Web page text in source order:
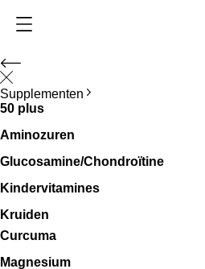
Supplementen
50 plus
Aminozuren
Glucosamine/Chondroïtine
Kindervitamines
Kruiden
Curcuma
Magnesium